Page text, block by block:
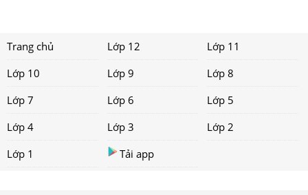
Trang chủ Lớp 12
Lớp 11
Lớp 10
Lớp 9
Lớp 8
Lớp 7
Lớp 6
Lớp 5
Lớp 4
Lớp 3
Lớp 2
Lớp 1
Tải app